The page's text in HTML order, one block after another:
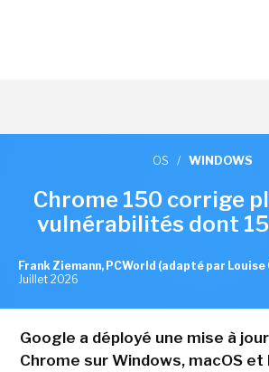
OS / WINDOWS
Chrome 150 corrige
vulnérabilités dont
Frank Ziemann, PCWorld (adapté par Louise
Juillet 2026
Google a déployé une mise à
Chrome sur Windows, macOS et